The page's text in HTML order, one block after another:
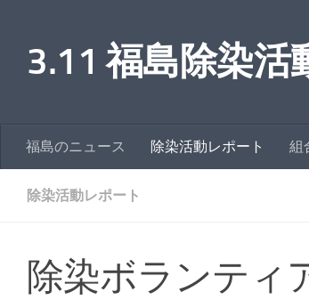
3.11 福島除染活
福島のニュース 除染活動レポート 組
除染活動レポート
除染ボランティ